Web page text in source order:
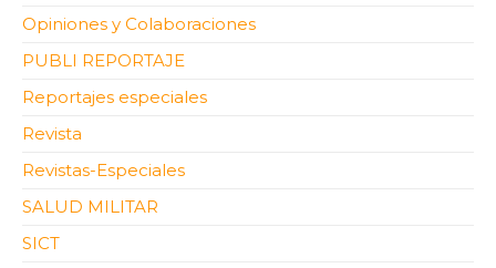
Opiniones y Colaboraciones
PUBLI REPORTAJE
Reportajes especiales
Revista
Revistas-Especiales
SALUD MILITAR
SICT